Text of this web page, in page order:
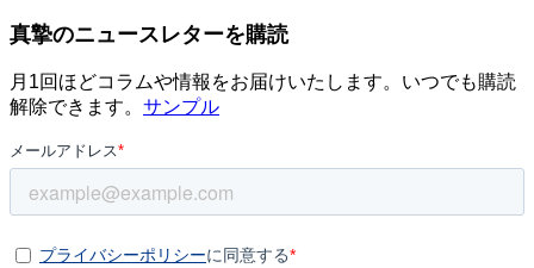
真摯のニュースレターを購読
月1回ほどコラムや情報をお届けいたします。いつでも購読
解除できます。 サンプル